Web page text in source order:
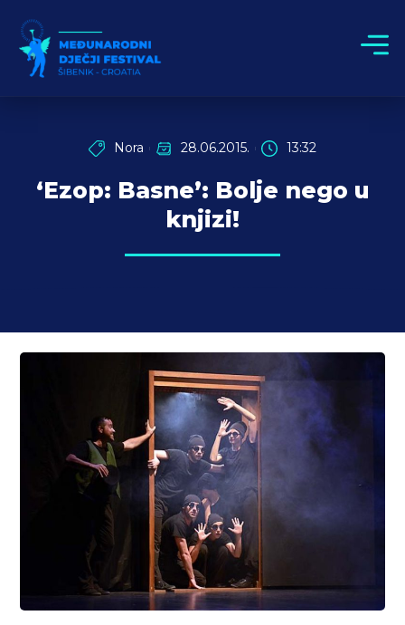
Nora 28.06.2015. 13:32
‘Ezop: Basne’: Bolje nego u
knjizi!